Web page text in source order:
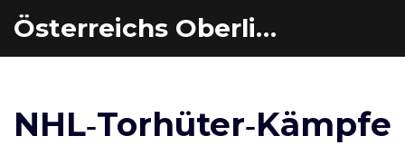
Österreichs Oberliga Eishockey
NHL‑Torhüter‑Kämpfe